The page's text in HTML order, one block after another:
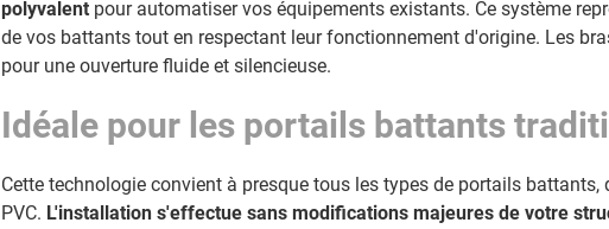
polyvalent pour automatiser vos équipements existants. Ce système
de vos battants tout en respectant leur fonctionnement d'origine. Les
pour une ouverture fluide et silencieuse.
Idéale pour les portails battants
Cette technologie convient à presque tous les types de portails
PVC. L'installation s'effectue sans modifications majeures de votre